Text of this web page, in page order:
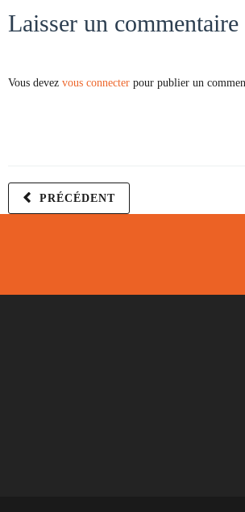
Laisser un commentaire
Vous devez vous connecter pour publier un
PRÉCÉDENT